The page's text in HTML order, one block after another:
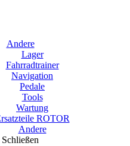
Andere
Lager
Fahrradtrainer
Navigation
Pedale
Tools
Wartung
ROTOR
Andere
Schließen